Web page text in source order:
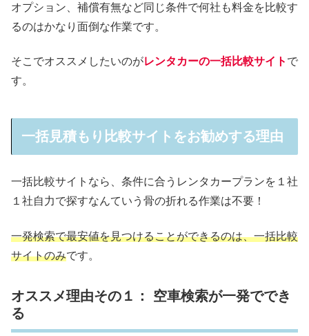
オプション、補償有無など同じ条件で何社も料金を比較す
るのはかなり面倒な作業です。
そこでオススメしたいのがレンタカーの一括比較サイト で
す。
一括見積もり比較サイトをお勧めする理由
一括比較サイトなら、条件に合うレンタカープランを１社
１社自力で探すなんていう骨の折れる作業は不要！
一発検索で最安値を見つけることができるのは、一括比較
サイトのみです。
オススメ理由その１： 空車検索が一発ででき
る